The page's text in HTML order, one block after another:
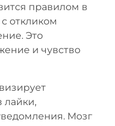
правилом в
откликом
Это
и чувство
лайки,
Мозг